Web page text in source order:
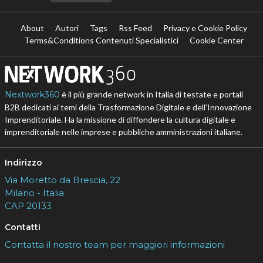
About Autori Tags Rss Feed
Privacy e Cookie Policy
Terms&Conditions Contenuti Specialistici
Cookie Center
Nextwork360 è il più grande network in Italia di testate e portali
B2B dedicati ai temi della Trasformazione Digitale e dell’Innovazione
Imprenditoriale. Ha la missione di diffondere la cultura digitale e
imprenditoriale nelle imprese e pubbliche amministrazioni italiane.
Indirizzo
Via Moretto da Brescia, 22
Milano - Italia
CAP 20133
Contatti
Contatta il nostro team per maggiori informazioni